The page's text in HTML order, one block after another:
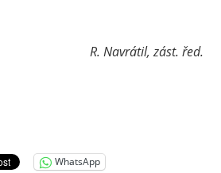
R. Navrátil, zást. řed.
WhatsApp